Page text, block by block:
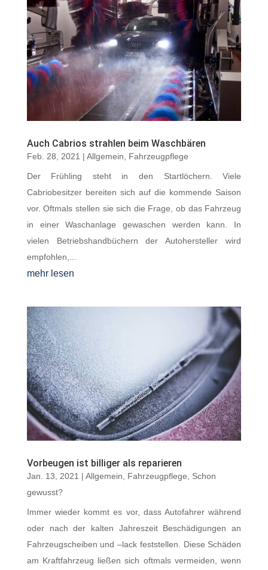
Auch Cabrios strahlen beim Waschbären
Feb. 28, 2021 | Allgemein Fahrzeugpflege
Der Frühling steht in den Startlöchern. Viele
Cabriobesitzer bereiten sich auf die kommende Saison
vor. Oftmals stellen sie sich die Frage, ob das Fahrzeug
in einer Waschanlage gewaschen werden kann. In
vielen Betriebshandbüchern der Autohersteller wird
empfohlen,...
mehr lesen
Vorbeugen ist billiger als reparieren
Jan. 13, 2021 | Allgemein Fahrzeugpflege
Schon
gewusst?
Immer wieder kommt es vor, dass Autofahrer während
oder nach der kalten Jahreszeit Beschädigungen an
Fahrzeugscheiben und –lack feststellen. Diese Schäden
am Kraftfahrzeug ließen sich oftmals vermeiden, wenn